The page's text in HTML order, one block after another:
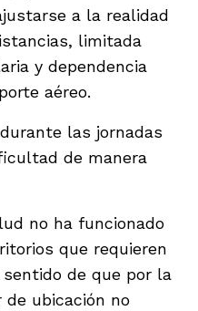
a la realidad
limitada
y dependencia
aéreo.
las jornadas
de manera
no ha funcionado
que requieren
de que por la
ubicación no